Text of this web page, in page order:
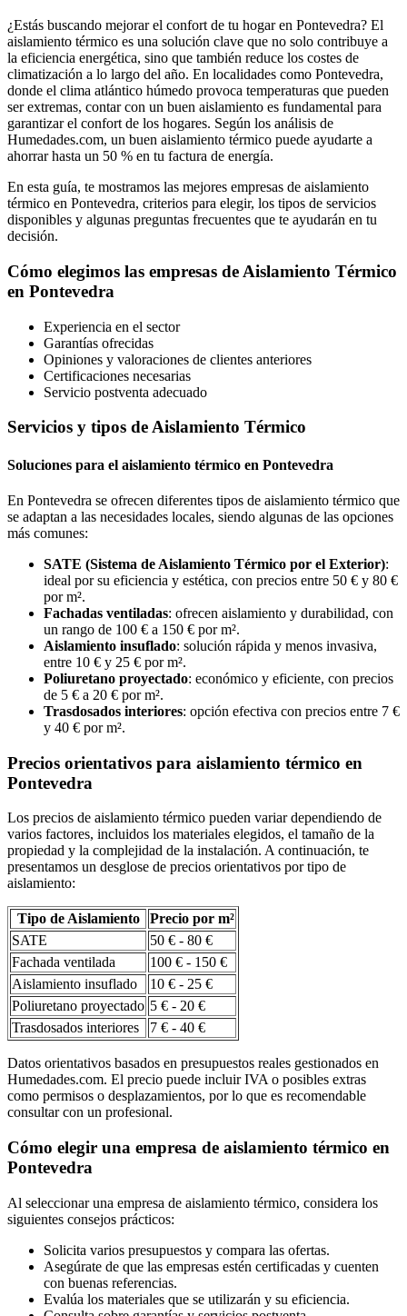
¿Estás buscando mejorar el confort de tu hogar en Pontevedra? El
aislamiento térmico es una solución clave que no solo contribuye a
la eficiencia energética, sino que también reduce los costes de
climatización a lo largo del año. En localidades como Pontevedra,
donde el clima atlántico húmedo provoca temperaturas que pueden
ser extremas, contar con un buen aislamiento es fundamental para
garantizar el confort de los hogares. Según los análisis de
Humedades.com, un buen aislamiento térmico puede ayudarte a
ahorrar hasta un 50 % en tu factura de energía.
En esta guía, te mostramos las mejores empresas de aislamiento
térmico en Pontevedra, criterios para elegir, los tipos de servicios
disponibles y algunas preguntas frecuentes que te ayudarán en tu
decisión.
Cómo elegimos las empresas de Aislamiento Térmico
en Pontevedra
Experiencia en el sector
Garantías ofrecidas
Opiniones y valoraciones de clientes anteriores
Certificaciones necesarias
Servicio postventa adecuado
Servicios y tipos de Aislamiento Térmico
Soluciones para el aislamiento térmico en Pontevedra
En Pontevedra se ofrecen diferentes tipos de aislamiento térmico que
se adaptan a las necesidades locales, siendo algunas de las opciones
más comunes:
SATE (Sistema de Aislamiento Térmico por el Exterior):
ideal por su eficiencia y estética, con precios entre 50 € y 80 €
por m².
Fachadas ventiladas: ofrecen aislamiento y durabilidad, con
un rango de 100 € a 150 € por m².
Aislamiento insuflado: solución rápida y menos invasiva,
entre 10 € y 25 € por m².
Poliuretano proyectado: económico y eficiente, con precios
de 5 € a 20 € por m².
Trasdosados interiores: opción efectiva con precios entre 7 €
y 40 € por m².
Precios orientativos para aislamiento térmico en
Pontevedra
Los precios de aislamiento térmico pueden variar dependiendo de
varios factores, incluidos los materiales elegidos, el tamaño de la
propiedad y la complejidad de la instalación. A continuación, te
presentamos un desglose de precios orientativos por tipo de
aislamiento:
Tipo de Aislamiento
Precio por m²
SATE
50 € - 80 €
Fachada ventilada
100 € - 150 €
Aislamiento insuflado
10 € - 25 €
Poliuretano proyectado 5 € - 20 €
Trasdosados interiores
7 € - 40 €
Datos orientativos basados en presupuestos reales gestionados en
Humedades.com. El precio puede incluir IVA o posibles extras
como permisos o desplazamientos, por lo que es recomendable
consultar con un profesional.
Cómo elegir una empresa de aislamiento térmico en
Pontevedra
Al seleccionar una empresa de aislamiento térmico, considera los
siguientes consejos prácticos:
Solicita varios presupuestos y compara las ofertas.
Asegúrate de que las empresas estén certificadas y cuenten
con buenas referencias.
Evalúa los materiales que se utilizarán y su eficiencia.